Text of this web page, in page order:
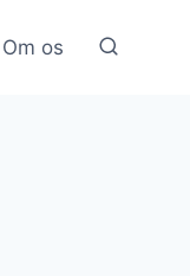
Om os